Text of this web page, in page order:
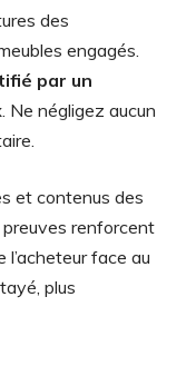
des
engagés.
par un
. Ne négligez aucun
et contenus des
renforcent
face au
plus